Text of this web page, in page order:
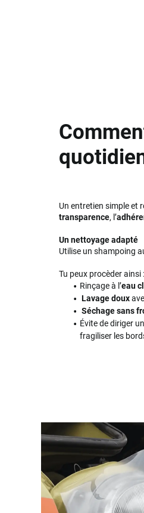
Un entretien simple et
transparence, l’
Un nettoyage adapté
Utilise un shampoing
Tu peux procèder ainsi :
Rinçage à l’eau
Lavage doux
Séchage sans
Évite de diriger
fragiliser les